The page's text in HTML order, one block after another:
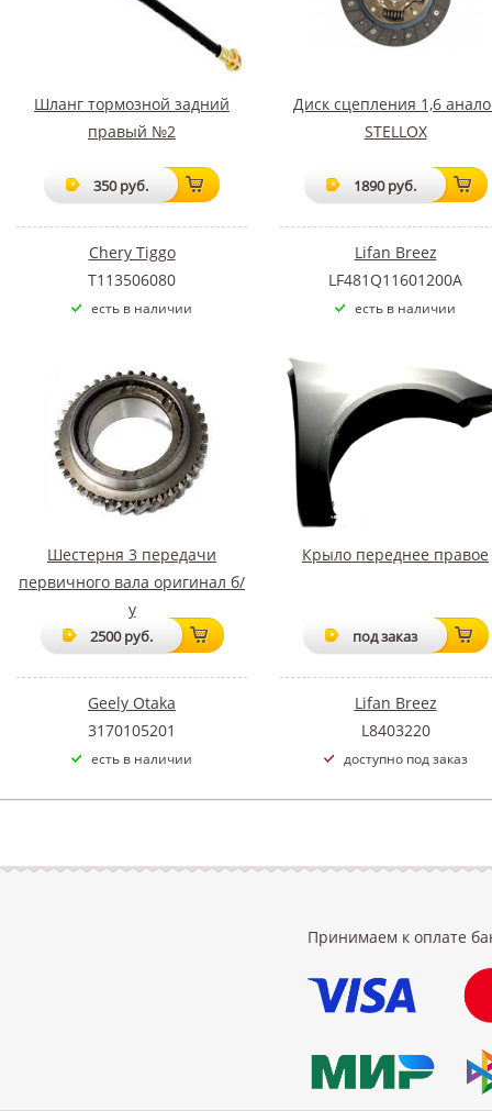
Шланг тормозной задний
правый №2
350 руб.
Chery Tiggo
T113506080
есть в наличии
Диск сцепления 1,6
STELLOX
1890 руб.
Lifan Breez
LF481Q11601200A
есть в наличии
Шестерня 3 передачи
первичного вала оригинал б/
у
2500 руб.
Geely Otaka
3170105201
есть в наличии
Крыло переднее правое
под заказ
Lifan Breez
L8403220
доступно под заказ
Принимаем к оплате